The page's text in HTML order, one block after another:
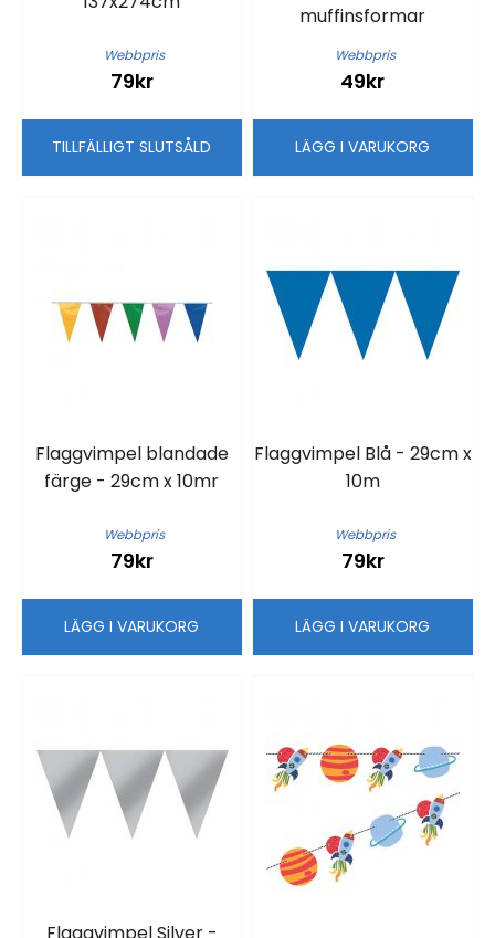
Webbpris
79kr
TILLFÄLLIGT SLUTSÅLD
muffinsformar
Webbpris
49kr
LÄGG I VARUKORG
Flaggvimpel blandade
färge - 29cm x 10mr
Webbpris
79kr
LÄGG I VARUKORG
Flaggvimpel Blå - 29cm x
10m
Webbpris
79kr
LÄGG I VARUKORG
Flaggvimpel Silver -